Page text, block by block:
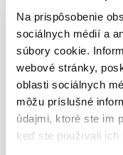
Na prispôsobenie
sociálnych médií a
súbory cookie.
webové stránky,
oblasti sociálnych
môžu príslušné
údajmi, ktoré ste im
keď ste používali ich